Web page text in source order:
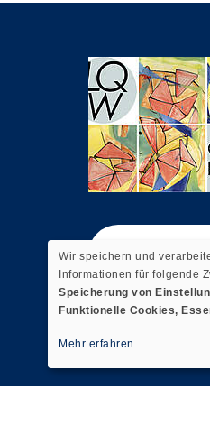
Wir speichern und
Informationen für folgende
Speicherung von
Funktionelle Cookies,
Mehr erfahren